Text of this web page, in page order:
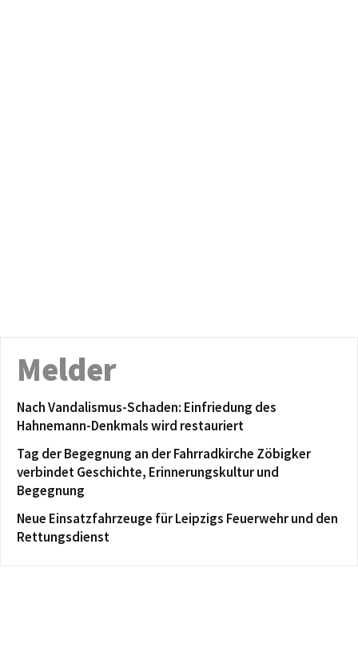
Melder
Nach Vandalismus-Schaden: Einfriedung des
Hahnemann-Denkmals wird restauriert
Tag der Begegnung an der Fahrradkirche Zöbigker
verbindet Geschichte, Erinnerungskultur und
Begegnung
Neue Einsatzfahrzeuge für Leipzigs Feuerwehr und den
Rettungsdienst